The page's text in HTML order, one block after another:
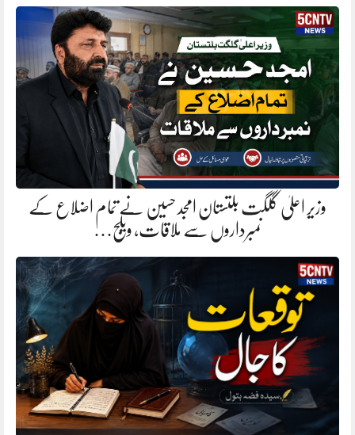
وزیر اعلیٰ گلگت بلتستان امجد حسین نے تمام اضلاع کے
نمبرداروں سے ملاقات، ویلج…